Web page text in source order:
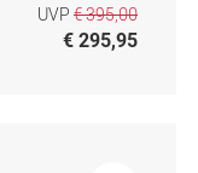
UVP € 395,00
€ 295,95